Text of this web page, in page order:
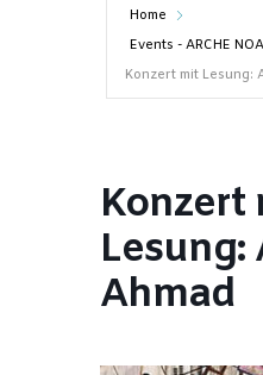
Home
Events - ARCHE
Konzert mit Lesung:
Konzert
Lesung:
Ahmad